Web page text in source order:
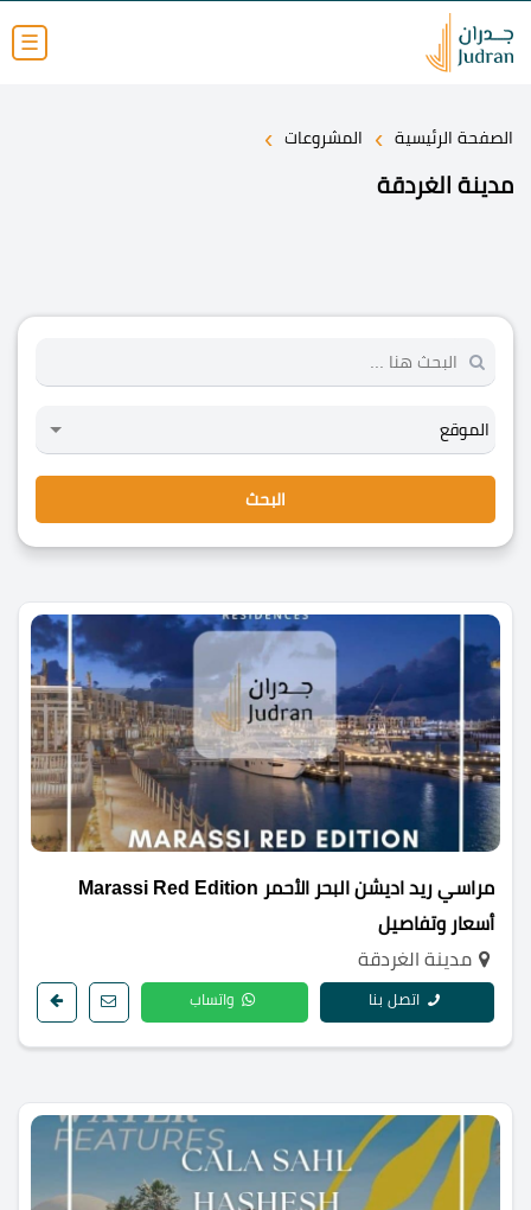
☰
الصفحة الرئيسية › المشروعات ›
مدينة الغردقة
البحث
مراسي ريد اديشن البحر الأحمر Marassi Red Edition
أسعار وتفاصيل
مدينة الغردقة
اتصل بنا واتساب